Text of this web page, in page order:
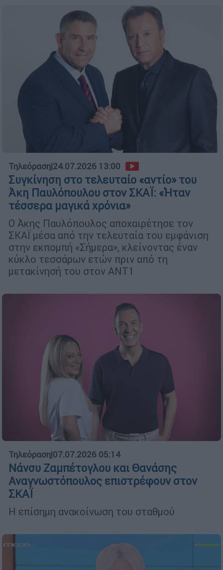
Τηλεόραση|24.07.2026 13:00
Συγκίνηση στο τελευταίο «αντίο» του
Άκη Παυλόπουλου στον ΣΚΑΪ: «Ήταν
τέσσερα μαγικά χρόνια»
Ο Άκης Παυλόπουλος αποχαιρέτησε τον
ΣΚΑΪ μέσα από την τελευταία του εμφάνιση
στην εκπομπή «Σήμερα», κλείνοντας έναν
κύκλο τεσσάρων ετών πριν από τη
μετακίνησή του στον ΑΝΤ1
Τηλεόραση|07.07.2026 05:14
Νάνσυ Ζαμπέτογλου και Θανάσης
Αναγνωστόπουλος επιστρέφουν στον
ΣΚΑΪ
Η επίσημη ανακοίνωση του σταθμού